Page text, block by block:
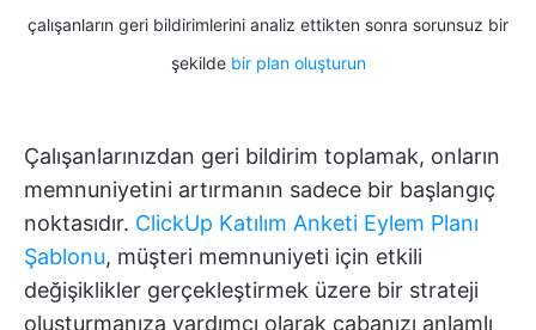
çalışanların geri bildirimlerini analiz ettikten sonra sorunsuz bir
şekilde bir plan oluşturun
Çalışanlarınızdan geri bildirim toplamak, onların
memnuniyetini artırmanın sadece bir başlangıç
noktasıdır. ClickUp Katılım Anketi Eylem Planı
Şablonu, müşteri memnuniyeti için etkili
değişiklikler gerçekleştirmek üzere bir strateji
oluşturmanıza yardımcı olarak çabanızı anlamlı